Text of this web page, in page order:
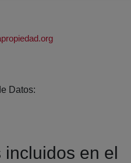
Datos:
incluidos en el